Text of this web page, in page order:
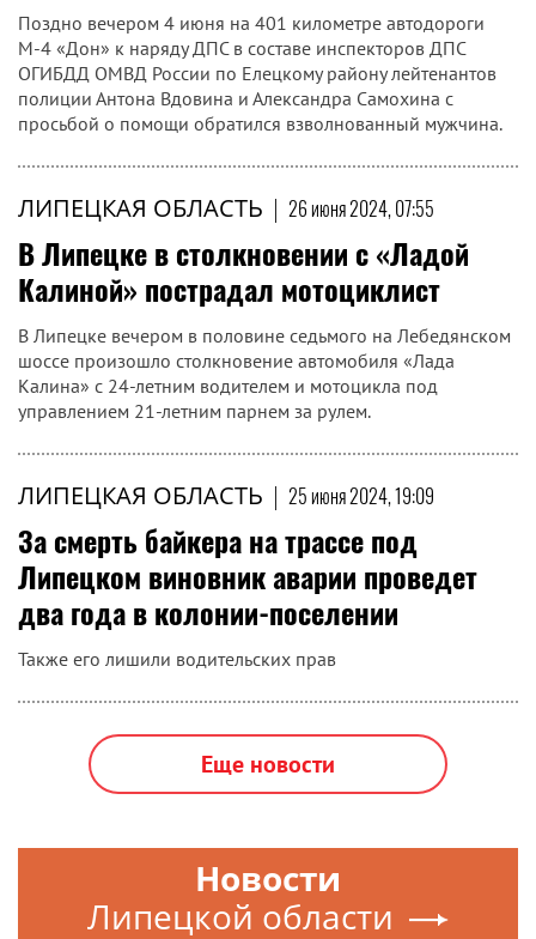
Поздно вечером 4 июня на 401 километре автодороги
М-4 «Дон» к наряду ДПС в составе инспекторов ДПС
ОГИБДД ОМВД России по Елецкому району лейтенантов
полиции Антона Вдовина и Александра Самохина с
просьбой о помощи обратился взволнованный мужчина.
ЛИПЕЦКАЯ ОБЛАСТЬ | 26 июня 2024, 07:55
В Липецке в столкновении с «Ладой
Калиной» пострадал мотоциклист
В Липецке вечером в половине седьмого на Лебедянском
шоссе произошло столкновение автомобиля «Лада
Калина» с 24-летним водителем и мотоцикла под
управлением 21-летним парнем за рулем.
ЛИПЕЦКАЯ ОБЛАСТЬ | 25 июня 2024, 19:09
За смерть байкера на трассе под
Липецком виновник аварии проведет
два года в колонии-поселении
Также его лишили водительских прав
Еще новости
Новости
Липецкой области